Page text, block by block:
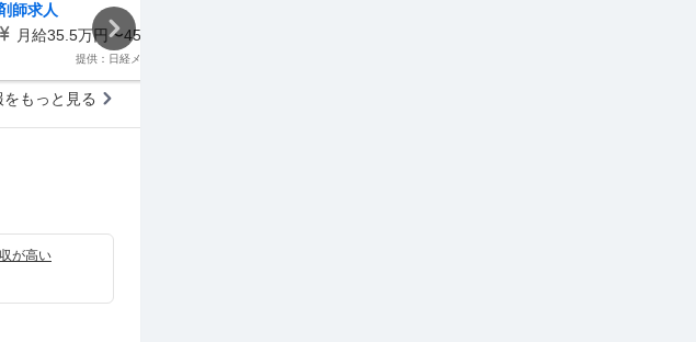
師求人
月給35.5万円〜45万円
提供：日経メディカルワークス
もっと見る
が高い